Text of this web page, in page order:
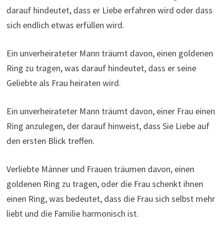
darauf hindeutet, dass er Liebe erfahren wird oder dass
sich endlich etwas erfüllen wird.
Ein unverheirateter Mann träumt davon, einen goldenen
Ring zu tragen, was darauf hindeutet, dass er seine
Geliebte als Frau heiraten wird.
Ein unverheirateter Mann träumt davon, einer Frau einen
Ring anzulegen, der darauf hinweist, dass Sie Liebe auf
den ersten Blick treffen.
Verliebte Männer und Frauen träumen davon, einen
goldenen Ring zu tragen, oder die Frau schenkt ihnen
einen Ring, was bedeutet, dass die Frau sich selbst mehr
liebt und die Familie harmonisch ist.